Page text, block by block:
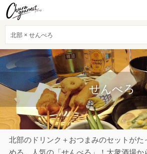
北部 × せんべろ
せんべろ
北部のドリンク＋おつまみのセットがた
める、人気の「せんべろ」！大衆酒場か